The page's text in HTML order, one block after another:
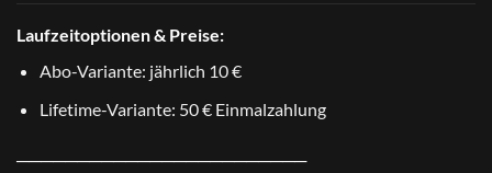
Laufzeitoptionen & Preise:
Abo-Variante: jährlich 10 €
Lifetime-Variante: 50 € Einmalzahlung
────────────────────────